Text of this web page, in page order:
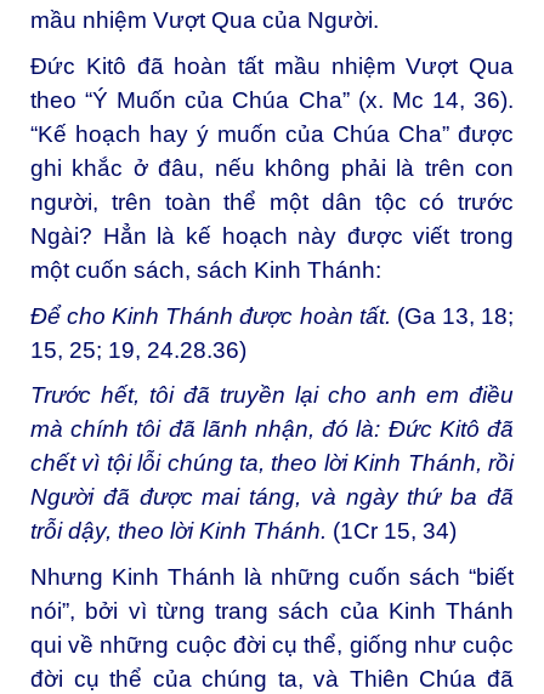
mầu nhiệm Vượt Qua của Người.
Đức Kitô đã hoàn tất mầu nhiệm Vượt Qua
theo “Ý Muốn của Chúa Cha” (x. Mc 14, 36).
“Kế hoạch hay ý muốn của Chúa Cha” được
ghi khắc ở đâu, nếu không phải là trên con
người, trên toàn thể một dân tộc có trước
Ngài? Hẳn là kế hoạch này được viết trong
một cuốn sách, sách Kinh Thánh:
Để cho Kinh Thánh được hoàn tất. (Ga 13, 18;
15, 25; 19, 24.28.36)
Trước hết, tôi đã truyền lại cho anh em điều
mà chính tôi đã lãnh nhận, đó là: Đức Kitô đã
chết vì tội lỗi chúng ta, theo lời Kinh Thánh, rồi
Người đã được mai táng, và ngày thứ ba đã
trỗi dậy, theo lời Kinh Thánh. (1Cr 15, 34)
Nhưng Kinh Thánh là những cuốn sách “biết
nói”, bởi vì từng trang sách của Kinh Thánh
qui về những cuộc đời cụ thể, giống như cuộc
đời cụ thể của chúng ta, và Thiên Chúa đã